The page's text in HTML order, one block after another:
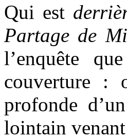
Qui est
Partage de
l’enquête
couverture :
profonde
lointain venant